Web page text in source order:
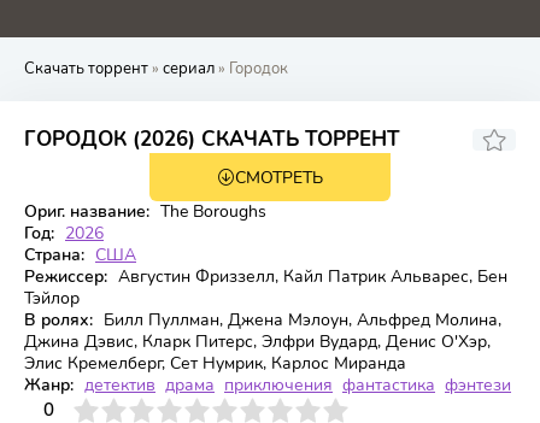
4.4 4.1 5.2 0
Скачать торрент» сериал» Городок
ГОРОДОК (2026) СКАЧАТЬ ТОРРЕНТ
1 сезон 8 серия
7.268
СМОТРЕТЬ
Ориг. название: The Boroughs
Год: 2026
Страна: США
Режиссер: Августин Фриззелл, Кайл Патрик Альварес, Бен
Тэйлор
В ролях: Билл Пуллман, Джена Мэлоун, Альфред Молина,
Джина Дэвис, Кларк Питерс, Элфри Вудард, Денис О'Хэр,
Элис Кремелберг, Сет Нумрик, Карлос Миранда
Жанр: детектив драма приключения фантастика фэнтези
0
4 6 7 8 9 10